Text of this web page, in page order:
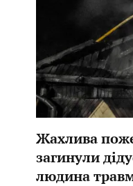
Жахлива
загинули
людина